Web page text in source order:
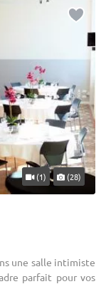
(1) (28)
une salle intimiste
parfait pour vos